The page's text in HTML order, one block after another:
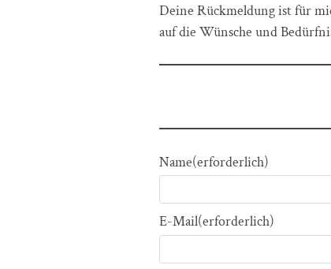
Deine Rückmeldung ist für
auf die Wünsche und
Name(erforderlich)
E-Mail(erforderlich)